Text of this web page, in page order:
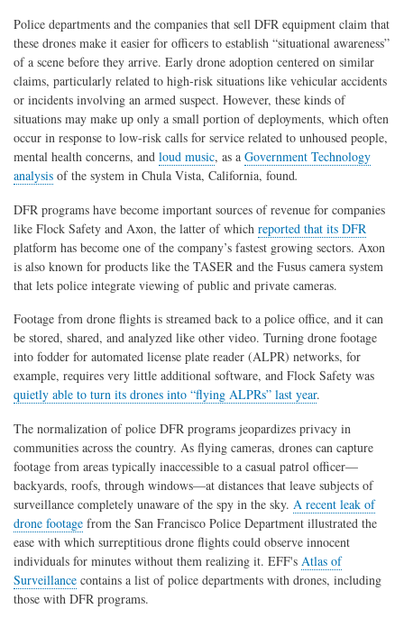
Police departments and the companies that sell DFR equipment claim that
these drones make it easier for officers to establish “situational awareness”
of a scene before they arrive. Early drone adoption centered on similar
claims, particularly related to high-risk situations like vehicular accidents
or incidents involving an armed suspect. However, these kinds of
situations may make up only a small portion of deployments, which often
occur in response to low-risk calls for service related to unhoused people,
mental health concerns, and loud music, as a Government Technology
analysis of the system in Chula Vista, California, found.
DFR programs have become important sources of revenue for companies
like Flock Safety and Axon, the latter of which reported that its DFR
platform has become one of the company’s fastest growing sectors. Axon
is also known for products like the TASER and the Fusus camera system
that lets police integrate viewing of public and private cameras.
Footage from drone flights is streamed back to a police office, and it can
be stored, shared, and analyzed like other video. Turning drone footage
into fodder for automated license plate reader (ALPR) networks, for
example, requires very little additional software, and Flock Safety was
quietly able to turn its drones into “flying ALPRs” last year.
The normalization of police DFR programs jeopardizes privacy in
communities across the country. As flying cameras, drones can capture
footage from areas typically inaccessible to a casual patrol officer—
backyards, roofs, through windows—at distances that leave subjects of
surveillance completely unaware of the spy in the sky. A recent leak of
drone footage from the San Francisco Police Department illustrated the
ease with which surreptitious drone flights could observe innocent
individuals for minutes without them realizing it. EFF's Atlas of
Surveillance contains a list of police departments with drones, including
those with DFR programs.